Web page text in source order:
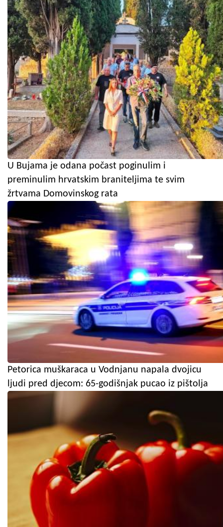
U Bujama je odana počast poginulim i
preminulim hrvatskim braniteljima te svim
žrtvama Domovinskog rata
Petorica muškaraca u Vodnjanu napala dvojicu
ljudi pred djecom: 65-godišnjak pucao iz pištolja